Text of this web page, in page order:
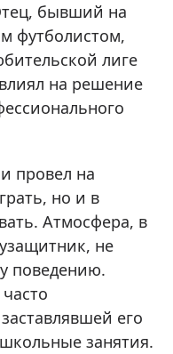
бывший на
футболистом,
лиге
на решение
провел на
но и в
Атмосфера, в
не
поведению.
его
занятия.